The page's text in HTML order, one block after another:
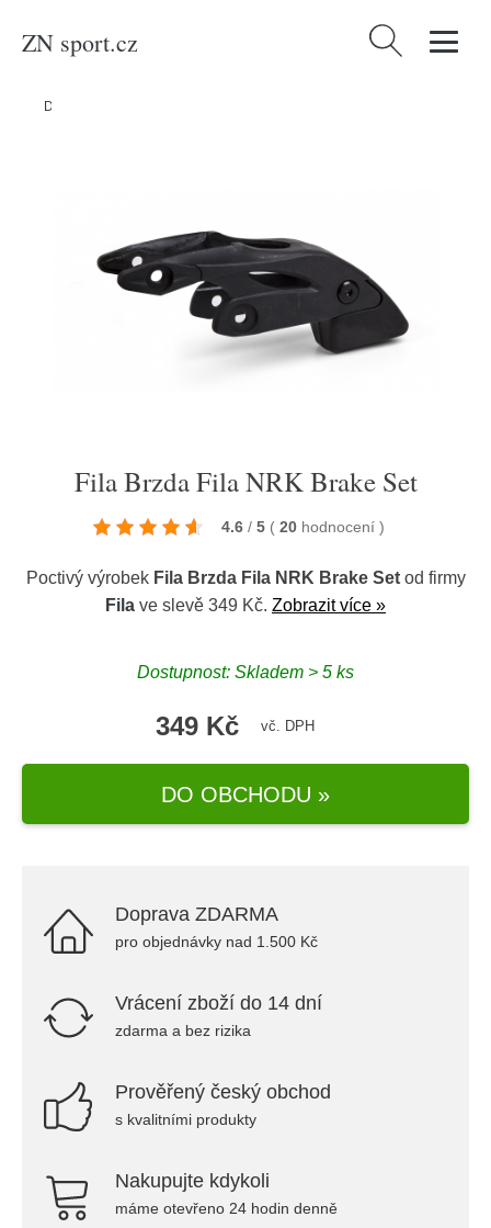
ZN sport.cz Vyhledávání
Domů
Fila Brzda Fila NRK Brake Set
4.6 / 5 ( 20 hodnocení )
Poctivý výrobek Fila Brzda Fila NRK Brake Setod firmy
Fila ve slevě 349 Kč. Zobrazit více »
Dostupnost: Skladem > 5 ks
349 Kč vč. DPH
DO OBCHODU »
Doprava ZDARMA
pro objednávky nad 1.500 Kč
Vrácení zboží do 14 dní
zdarma a bez rizika
Prověřený český obchod
s kvalitními produkty
Nakupujte kdykoli
máme otevřeno 24 hodin denně